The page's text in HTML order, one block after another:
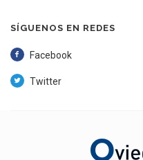
SÍGUENOS EN REDES
Facebook
Twitter